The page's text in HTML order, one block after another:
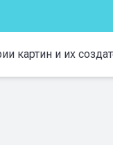
картин и их